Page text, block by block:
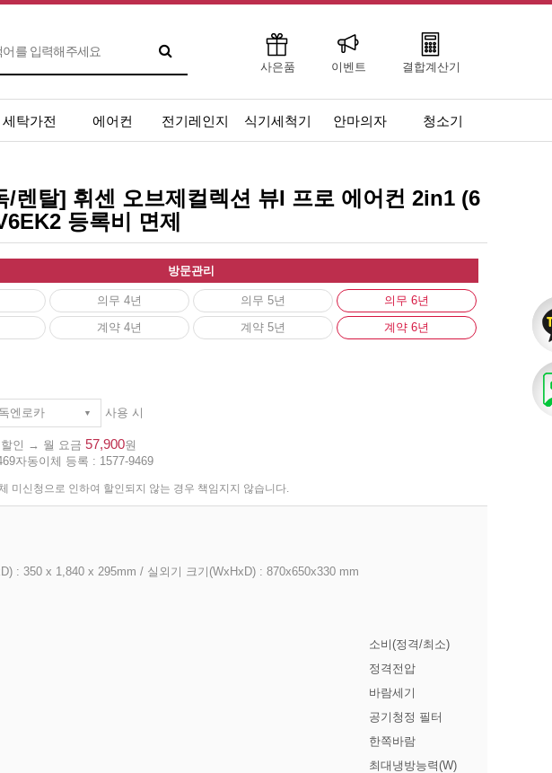
사은품 이벤트 결합계산기
세탁가전 에어컨 전기레인지 식기세척기 안마의자 청소기
/렌탈] 휘센 오브제컬렉션 뷰I 프로 에어컨 2in1 (6
등록비 면제
방문관리
의무 4년
계약 4년
의무 5년
계약 5년
의무 6년
계약 6년
엔로카 사용 시
할인 → 월 요금 57,900원
자동이체 등록 : 1577-9469
미신청으로 인하여 할인되지 않는 경우 책임지지 않습니다.
: 350 x 1,840 x 295mm / 실외기 크기(WxHxD) : 870x650x330 mm
소비(정격/최소)
정격전압
바람세기
공기청정 필터
한쪽바람
최대냉방능력(W)